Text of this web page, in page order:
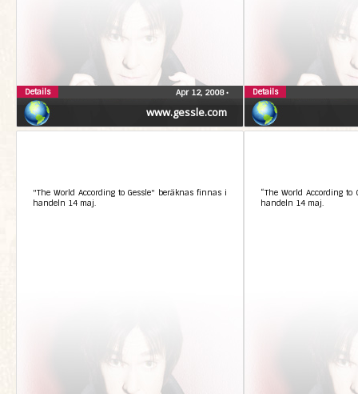
www.gessle.com
Apr 12, 2008•
Details Details
"The World According to Gessle" beräknas finnas i
handeln 14 maj.
“The World According
handeln 14 maj.